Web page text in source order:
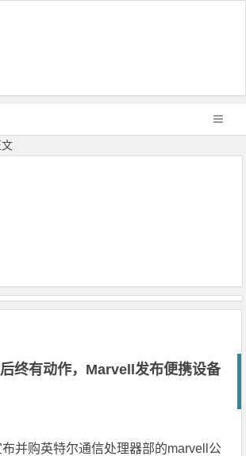
终有动作，Marvell发布便携设备
并购英特尔通信处理器部的marvell公